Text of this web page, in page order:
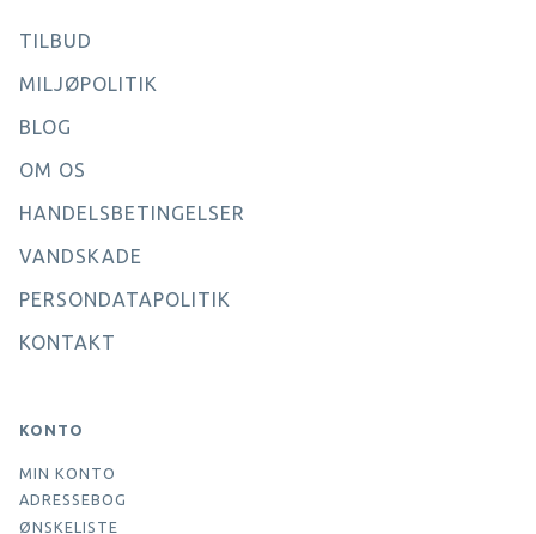
TILBUD
MILJØPOLITIK
BLOG
OM OS
HANDELSBETINGELSER
VANDSKADE
PERSONDATAPOLITIK
KONTAKT
KONTO
MIN KONTO
ADRESSEBOG
ØNSKELISTE